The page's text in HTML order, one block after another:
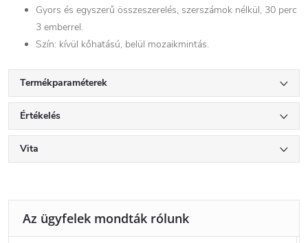
Gyors és egyszerű összeszerelés, szerszámok nélkül, 30 perc
3 emberrel.
Szín: kívül kőhatású, belül mozaikmintás.
Termékparaméterek
Értékelés
Vita